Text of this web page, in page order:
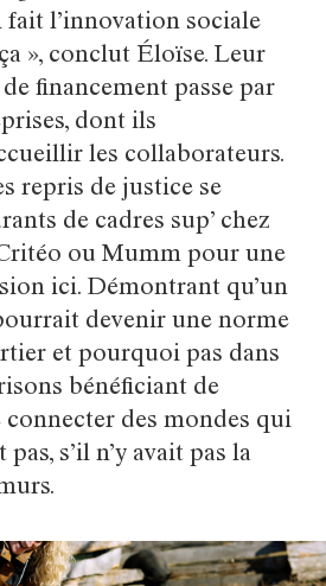
fait l’innovation sociale
», conclut Éloïse. Leur
financement passe par
dont ils
les collaborateurs.
repris de justice se
de cadres sup’ chez
ou Mumm pour une
ici. Démontrant qu’un
devenir une norme
et pourquoi pas dans
bénéficiant de
des mondes qui
s’il n’y avait pas la